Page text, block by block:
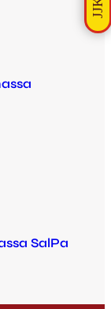
SalPa